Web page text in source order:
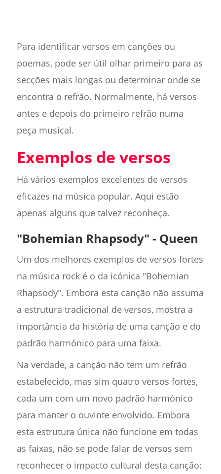
Para identificar versos em canções ou
poemas, pode ser útil olhar primeiro para as
secções mais longas ou determinar onde se
encontra o refrão. Normalmente, há versos
antes e depois do primeiro refrão numa
peça musical.
Exemplos de versos
Há vários exemplos excelentes de versos
eficazes na música popular. Aqui estão
apenas alguns que talvez reconheça.
"Bohemian Rhapsody" - Queen
Um dos melhores exemplos de versos fortes
na música rock é o da icónica "Bohemian
Rhapsody". Embora esta canção não assuma
a estrutura tradicional de versos, mostra a
importância da história de uma canção e do
padrão harmónico para uma faixa.
Na verdade, a canção não tem um refrão
estabelecido, mas sim quatro versos fortes,
cada um com um novo padrão harmónico
para manter o ouvinte envolvido. Embora
esta estrutura única não funcione em todas
as faixas, não se pode falar de versos sem
reconhecer o impacto cultural desta canção: